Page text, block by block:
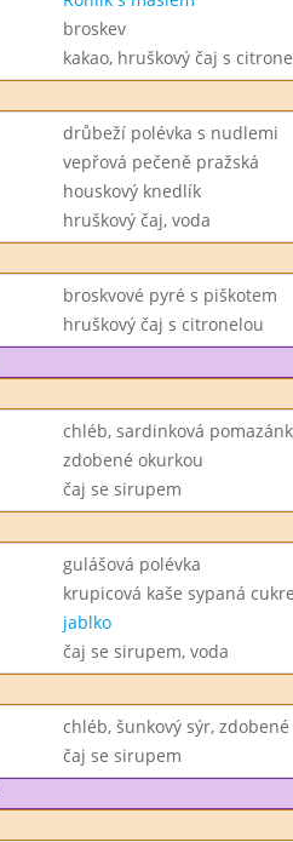
broskev
kakao, hruškový čaj s
drůbeží polévka s nudlemi
vepřová pečeně pražská
houskový knedlík
hruškový čaj, voda
broskvové pyré s piškotem
hruškový čaj s citronelou
chléb, sardinková
zdobené okurkou
čaj se sirupem
gulášová polévka
krupicová kaše sypaná
jablko
čaj se sirupem, voda
chléb, šunkový sýr,
čaj se sirupem